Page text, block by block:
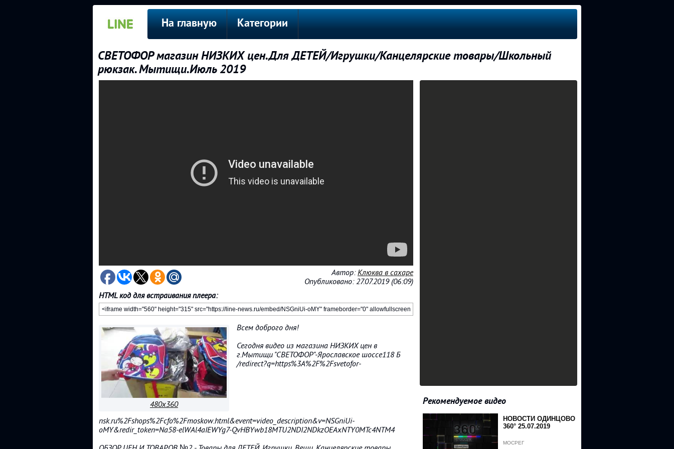
На главную Категории
СВЕТОФОР магазин НИЗКИХ цен.Для ДЕТЕЙ/Игрушки/Канцелярские товары/Школьный
рюкзак. Мытищи.Июль 2019
Автор:Клюква в сахаре
Опубликовано: 27.07.2019 (06:09)
HTML код для встраивания плеера:
480x360
Всем доброго дня!
Сегодня видео из магазина НИЗКИХ цен в
г.Мытищи "СВЕТОФОР"-Ярославское шоссе118 Б
/redirect?q=https%3A%2F%2Fsvetofor-
nsk.ru%2Fshops%2Fcfo%2Fmoskow.html&event=video_description&v=NSGniUi-
oMY&redir_token=Na58-elWAl4aIEWYg7-QvHBYwb18MTU2NDI2NDkzOEAxNTY0MTc4NTM4
Рекомендуемое видео
НОВОСТИ ОДИНЦОВО
360° 25.07.2019
МОСРЕГ